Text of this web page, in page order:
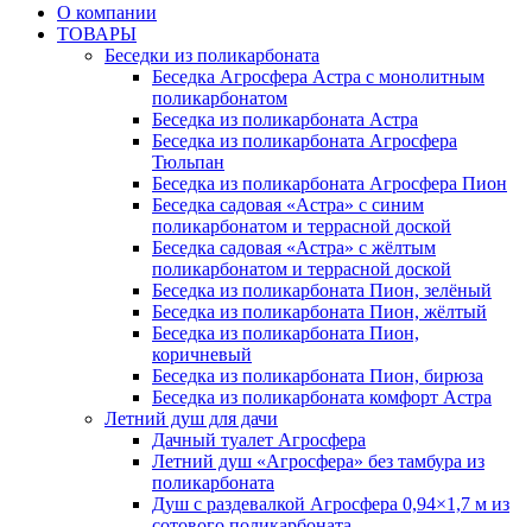
О компании
ТОВАРЫ
Беседки из поликарбоната
Беседка Агросфера Астра с монолитным
поликарбонатом
Беседка из поликарбоната Астра
Беседка из поликарбоната Агросфера
Тюльпан
Беседка из поликарбоната Агросфера Пион
Беседка садовая «Астра» с синим
поликарбонатом и террасной доской
Беседка садовая «Астра» с жёлтым
поликарбонатом и террасной доской
Беседка из поликарбоната Пион, зелёный
Беседка из поликарбоната Пион, жёлтый
Беседка из поликарбоната Пион,
коричневый
Беседка из поликарбоната Пион, бирюза
Беседка из поликарбоната комфорт Астра
Летний душ для дачи
Дачный туалет Агросфера
Летний душ «Агросфера» без тамбура из
поликарбоната
Душ с раздевалкой Агросфера 0,94×1,7 м из